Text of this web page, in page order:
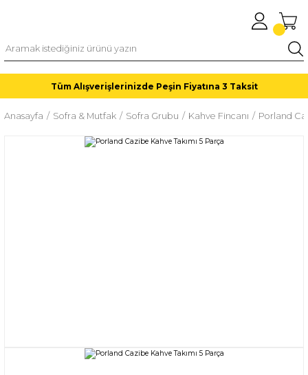
Tüm Alışverişlerinizde Peşin Fiyatına 3 Taksit
Anasayfa Sofra & Mutfak Sofra Grubu Kahve Fincanı Porland